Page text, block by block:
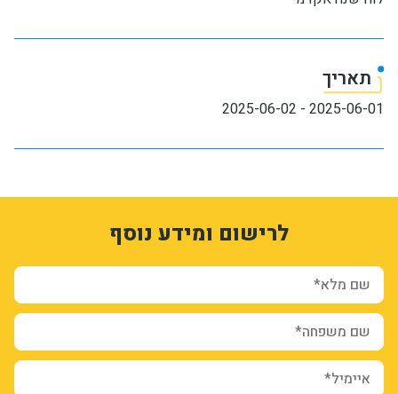
תאריך
2025-06-01
-
2025-06-02
לרישום ומידע נוסף
שם מלא*
שם משפחה*
איימיל*
form-oI79Q9e-_nL-19dQpJdNvBFu0TnLvirXE-C165zLCnQ